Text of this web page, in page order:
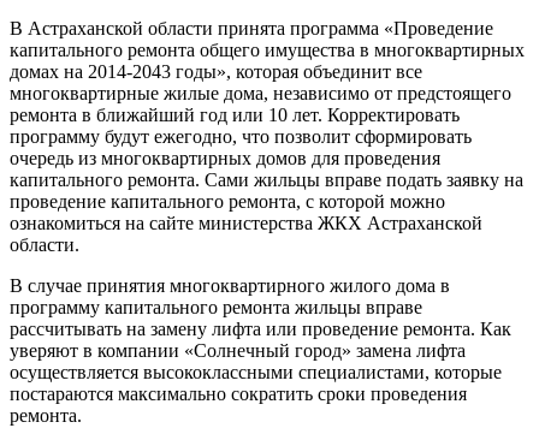
В Астраханской области принята программа «Проведение
капитального ремонта общего имущества в многоквартирных
домах на 2014-2043 годы», которая объединит все
многоквартирные жилые дома, независимо от предстоящего
ремонта в ближайший год или 10 лет. Корректировать
программу будут ежегодно, что позволит сформировать
очередь из многоквартирных домов для проведения
капитального ремонта. Сами жильцы вправе подать заявку на
проведение капитального ремонта, с которой можно
ознакомиться на сайте министерства ЖКХ Астраханской
области.
В случае принятия многоквартирного жилого дома в
программу капитального ремонта жильцы вправе
рассчитывать на замену лифта или проведение ремонта. Как
уверяют в компании «Солнечный город» замена лифта
осуществляется высококлассными специалистами, которые
постараются максимально сократить сроки проведения
ремонта.